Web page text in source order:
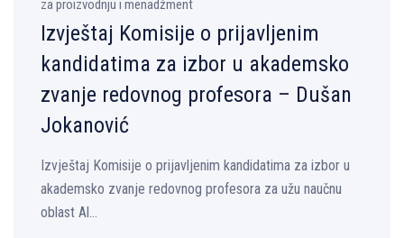
za proizvodnju i menadžment
Izvještaj Komisije o prijavlјenim
kandidatima za izbor u akademsko
zvanje redovnog profesora – Dušan
Jokanović
Izvještaj Komisije o prijavlјenim kandidatima za izbor u
akademsko zvanje redovnog profesora za užu naučnu
oblast Al...